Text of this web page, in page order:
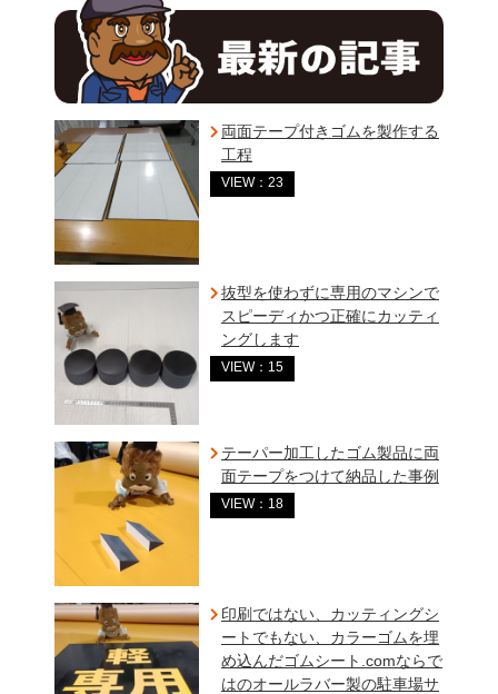
両面テープ付きゴムを製作する
工程
VIEW：23
抜型を使わずに専用のマシンで
スピーディかつ正確にカッティ
ングします
VIEW：15
テーパー加工したゴム製品に両
面テープをつけて納品した事例
VIEW：18
印刷ではない、カッティングシ
ートでもない、カラーゴムを埋
め込んだゴムシート.comならで
はのオールラバー製の駐車場サ